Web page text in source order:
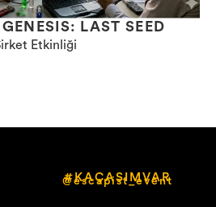
LAST SEED
Etkinliği
#KAÇASIMVAR
@escapist_event